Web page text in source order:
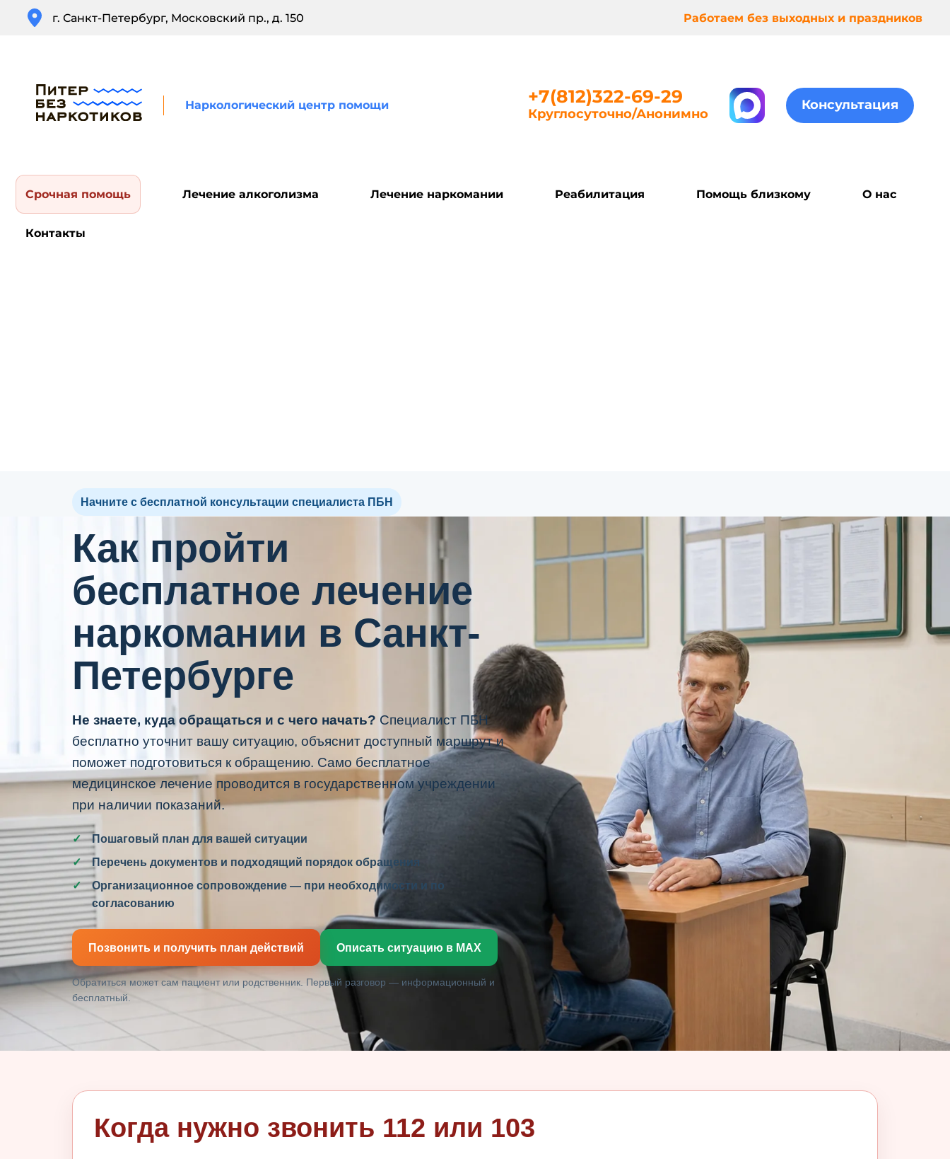
г. Санкт-Петербург, Московский пр., д. 150 Работаем без выходных и праздников
Наркологический центр помощи +7(812)322-69-29
Круглосуточно/анонимно
Консультация
Срочная помощь Лечение алкоголизма Лечение наркомании Реабилитация Помощь близкому О нас
Контакты
Начните с бесплатной консультации специалиста ПБН
Как пройти
бесплатное лечение
наркомании в Санкт-
Петербурге
Не знаете, куда обращаться и с чего начать? Специалист ПБН
бесплатно уточнит вашу ситуацию, объяснит доступный маршрут и
поможет подготовиться к обращению. Само бесплатное
медицинское лечение проводится в государственном учреждении
при наличии показаний.
Пошаговый план для вашей ситуации
Перечень документов и подходящий порядок обращения
Организационное сопровождение — при необходимости и по
согласованию
Позвонить и получить план действий Описать ситуацию в MAX
Обратиться может сам пациент или родственник. Первый разговор — информационный и
бесплатный.
Когда нужно звонить 112 или 103